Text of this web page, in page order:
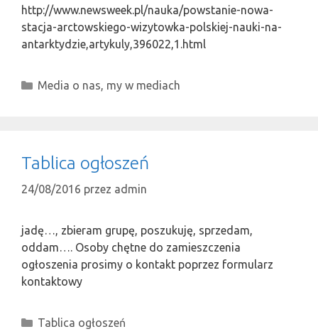
http://www.newsweek.pl/nauka/powstanie-nowa-
stacja-arctowskiego-wizytowka-polskiej-nauki-na-
antarktydzie,artykuly,396022,1.html
Kategorie
Media o nas, my w mediach
Tablica ogłoszeń
24/08/2016 przez admin
jadę…, zbieram grupę, poszukuję, sprzedam,
oddam…. Osoby chętne do zamieszczenia
ogłoszenia prosimy o kontakt poprzez formularz
kontaktowy
Kategorie
Tablica ogłoszeń